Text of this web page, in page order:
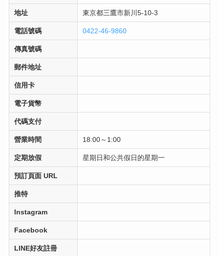
地址 東京都三鷹市新川5-10-3
電話號碼 0422-46-9860
傳真號碼
郵件地址
信用卡
電子貨幣
代碼支付
營業時間 18:00～1:00
定期放假 星期日和公共假日的星期一
預訂頁面 URL
推特
Instagram
Facebook
LINE好友註冊